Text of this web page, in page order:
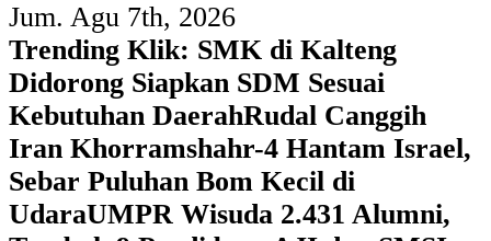
Jum. Agu 7th, 2026
Trending Klik: SMK di Kalteng
Didorong Siapkan SDM Sesuai
Kebutuhan DaerahRudal Canggih
Iran Khorramshahr-4 Hantam Israel,
Sebar Puluhan Bom Kecil di
UdaraUMPR Wisuda 2.431 Alumni,